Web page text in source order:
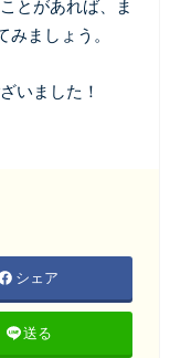
とがあれば、ま
ましょう。
いました！
シェア
送る